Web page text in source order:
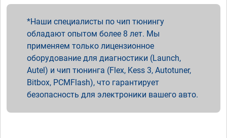
Наши специалисты по чип тюнингу
обладают опытом более 8 лет. Мы
применяем только лицензионное
оборудование для диагностики (Launch,
Autel) и чип тюнинга (Flex, Kess 3, Autotuner,
Bitbox, PCMFlash), что гарантирует
безопасность для электроники вашего авто.